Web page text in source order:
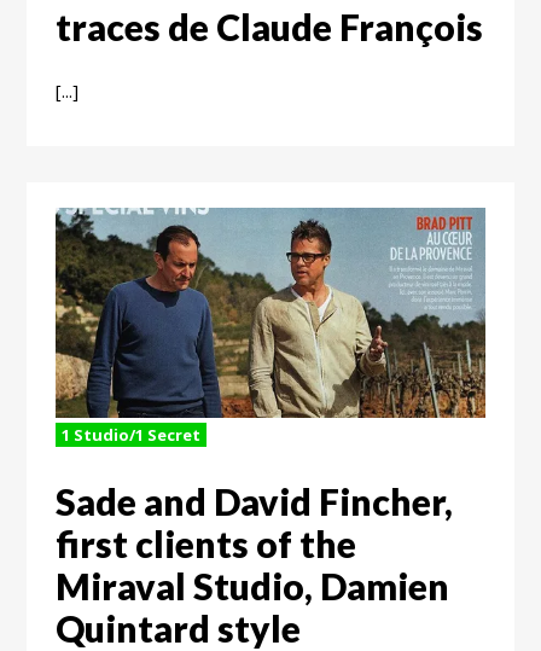
traces de Claude François
[...]
1 Studio/1 Secret
Sade and David Fincher,
first clients of the
Miraval Studio, Damien
Quintard style